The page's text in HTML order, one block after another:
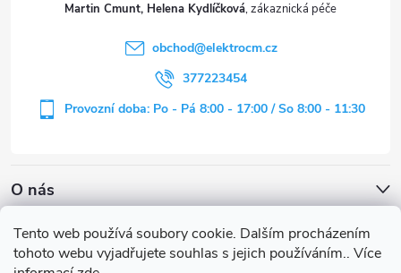
Tento web používá soubory cookie. Dalším procházením
tohoto webu vyjadřujete souhlas s jejich používáním.. Více
O nás
Martin Cmunt, Helena Kydlíčková
obchod@elektrocm.cz
377223454
Provozní doba: Po - Pá 8:00 - 17:00 / So 8:00 - 11:30